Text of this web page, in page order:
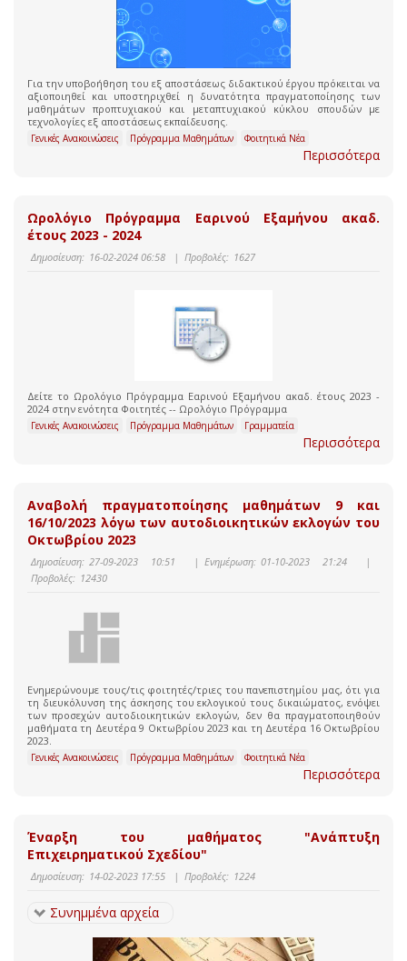
Για την υποβοήθηση του εξ αποστάσεως διδακτικού έργου πρόκειται να
αξιοποιηθεί και υποστηριχθεί η δυνατότητα πραγματοποίησης των
μαθημάτων προπτυχιακού και μεταπτυχιακού κύκλου σπουδών με
τεχνολογίες εξ αποστάσεως εκπαίδευσης.
Γενικές Ανακοινώσεις Πρόγραμμα Μαθημάτων Φοιτητικά Νέα
Περισσότερα
Ωρολόγιο Πρόγραμμα Εαρινού Εξαμήνου ακαδ.
έτους 2023 - 2024
Δημοσίευση: 16-02-2024 06:58 | Προβολές: 1627
Δείτε το Ωρολόγιο Πρόγραμμα Εαρινού Εξαμήνου ακαδ. έτους 2023 -
2024 στην ενότητα Φοιτητές -- Ωρολόγιο Πρόγραμμα
Γενικές Ανακοινώσεις Πρόγραμμα Μαθημάτων Γραμματεία
Περισσότερα
Αναβολή πραγματοποίησης μαθημάτων 9 και
16/10/2023 λόγω των αυτοδιοικητικών εκλογών του
Οκτωβρίου 2023
Δημοσίευση: 27-09-2023 10:51 | Ενημέρωση: 01-10-2023 21:24
|
Προβολές: 12430
Ενημερώνουμε τους/τις φοιτητές/τριες του πανεπιστημίου μας, ότι για
τη διευκόλυνση της άσκησης του εκλογικού τους δικαιώματος, ενόψει
των προσεχών αυτοδιοικητικών εκλογών, δεν θα πραγματοποιηθούν
μαθήματα τη Δευτέρα 9 Οκτωβρίου 2023 και τη Δευτέρα 16 Οκτωβρίου
2023.
Γενικές Ανακοινώσεις Πρόγραμμα Μαθημάτων Φοιτητικά Νέα
Περισσότερα
Έναρξη του μαθήματος "Ανάπτυξη
Επιχειρηματικού Σχεδίου"
Δημοσίευση: 14-02-2023 17:55 | Προβολές: 1224
Συνημμένα αρχεία